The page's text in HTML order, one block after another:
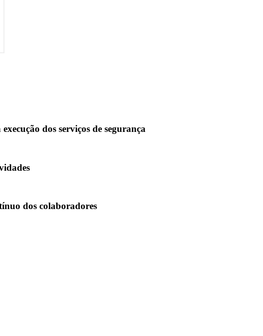
dos serviços de segurança
dos colaboradores